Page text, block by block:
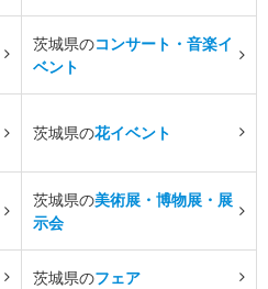
茨城県のコンサート・音楽イ
ベント
茨城県の花イベント
茨城県の美術展・博物展・展
示会
茨城県のフェア